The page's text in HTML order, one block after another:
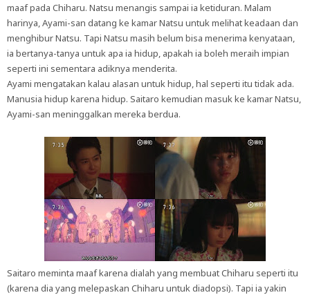
maaf pada Chiharu. Natsu menangis sampai ia ketiduran. Malam
harinya, Ayami-san datang ke kamar Natsu untuk melihat keadaan dan
menghibur Natsu. Tapi Natsu masih belum bisa menerima kenyataan,
ia bertanya-tanya untuk apa ia hidup, apakah ia boleh meraih impian
seperti ini sementara adiknya menderita.
Ayami mengatakan kalau alasan untuk hidup, hal seperti itu tidak ada.
Manusia hidup karena hidup. Saitaro kemudian masuk ke kamar Natsu,
Ayami-san meninggalkan mereka berdua.
Saitaro meminta maaf karena dialah yang membuat Chiharu seperti itu
(karena dia yang melepaskan Chiharu untuk diadopsi). Tapi ia yakin